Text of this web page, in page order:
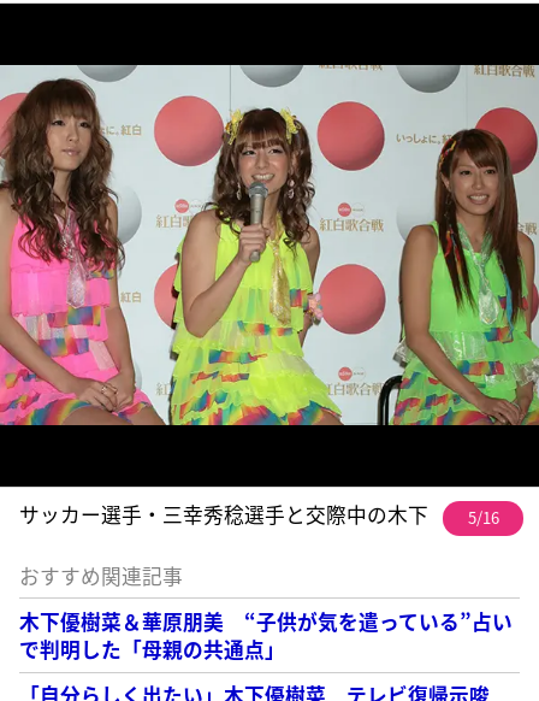
サッカー選手・三幸秀稔選手と交際中の木下 5/16
おすすめ関連記事
木下優樹菜＆華原朋美 “子供が気を遣っている”占い
で判明した「母親の共通点」
「自分らしく出たい」木下優樹菜 テレビ復帰示唆